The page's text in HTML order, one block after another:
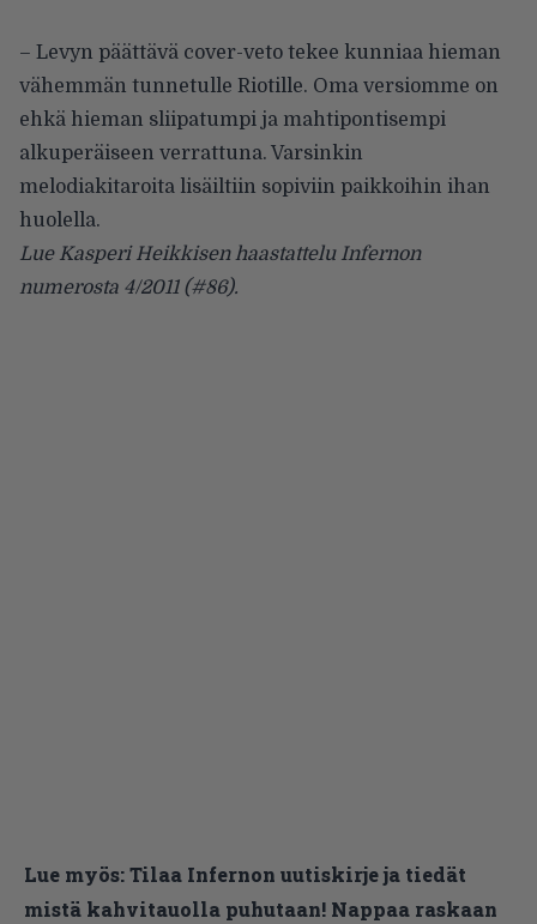
– Levyn päättävä cover-veto tekee kunniaa hieman
vähemmän tunnetulle Riotille. Oma versiomme on
ehkä hieman sliipatumpi ja mahtipontisempi
alkuperäiseen verrattuna. Varsinkin
melodiakitaroita lisäiltiin sopiviin paikkoihin ihan
huolella.
Lue Kasperi Heikkisen haastattelu Infernon
numerosta 4/2011 (#86).
Lue myös:Tilaa Infernon uutiskirje ja tiedät
mistä kahvitauolla puhutaan! Nappaa raskaan